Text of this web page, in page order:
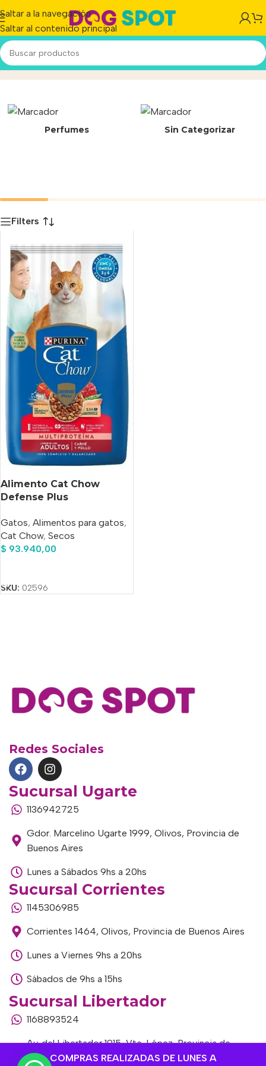
COMPRAS REALIZADAS DE LUNES A
Saltar a la navegación
Saltar al contenido principal
7613034872463Inicio/Producto
Perfumes Sin Categorizar
Filters
Alimento Cat Chow
Defense Plus
Adulto Sabor Carne Y
Pollo En Bolsa De 15 kg
Gatos, Alimentos para gatos,
Cat Chow, Secos
$ 93.940,00
SKU: 02596
Redes Sociales
Sucursal Ugarte
1136942725
Gdor. Marcelino Ugarte 1999, Olivos, Provincia de
Buenos Aires
Lunes a Sábados 9hs a 20hs
Sucursal Corrientes
1145306985
Corrientes 1464, Olivos, Provincia de Buenos Aires
Lunes a Viernes 9hs a 20hs
Sábados de 9hs a 15hs
Sucursal Libertador
1168893524
Av. del Libertador 1915, Vte. López, Provincia de
Buenos Aires